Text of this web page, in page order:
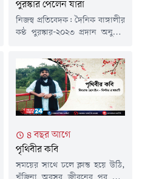
পুরস্কার পেলেন যারা
নিজস্ব প্রতিবেদক: দৈনিক বাঙ্গালীর
কণ্ঠ পুরস্কার-২০২৩ প্রদান অনুষ্ঠান
৩টায় ঢাকা বিশ্ববিদ্যালয়ের
আধুনিক ভাষা ইনস্টিটিউটে অনুষ্ঠিত
হয়েছে। গত ৮ বছর ধরে দৈনিক
বাঙ্গালীর কণ্ঠ পত্রিকাটি দেশের
জনপ্রিয় ও বরেণ্য কবি, লেখক,
সংগঠক, সমাজসেবকদের এই
পুরস্কার দিয়ে আসছে। দৈনিক
বাঙ্গালীর কণ্ঠ পত্রিকাটির মুখপাত্র
মেহবুবা হক রুমা...
৪ বছর আগে
পৃথিবীর কবি
সময়ের সাথে চলে ক্লান্ত হয়ে উঠি,